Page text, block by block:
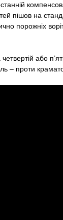
пішов на
порожніх
або
– проти